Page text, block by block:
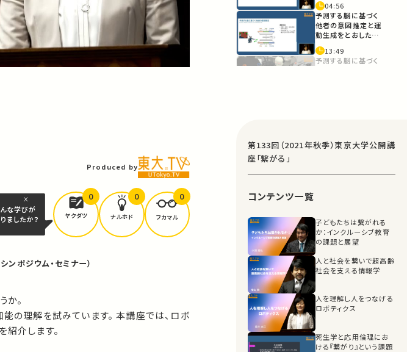
Produced by
な学びが
ましたか？
ヤクダツ
0
ナルホド
0
フカマル
0
ンポジウム・セミナー）
か。
の理解を試みています。 本講座では、ロボ
紹介します。
04:56
予測する脳に基づく
他者の意図推定と運
動生成をとおした学
習による能力の向上
13:49
予測する脳に基づく
21:57
予測する脳に基づく
29:26
描画実験におけるロ
ボットの動きと変調
による個性創発
34:51
ロボット研究から明
らかになる人と人が
つながる仕組み
まとめ
第133回（2021年秋季）東京大学公開講
座「繋がる」
コンテンツ一覧
子どもたちは繋がれる
か：インクルーシブ教育
の課題と展望
人と社会を繋いで超高齢
社会を支える情報学
人を理解し人をつなげる
ロボティクス
死生学と応用倫理にお
ける『繋がり』という課題